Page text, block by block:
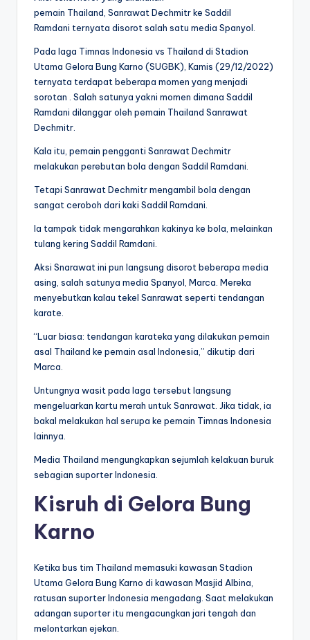
pemain Thailand, Sanrawat Dechmitr ke Saddil
Ramdani ternyata disorot salah satu media Spanyol.
Pada laga Timnas Indonesia vs Thailand di Stadion
Utama Gelora Bung Karno (SUGBK), Kamis (29/12/2022)
ternyata terdapat beberapa momen yang menjadi
sorotan . Salah satunya yakni momen dimana Saddil
Ramdani dilanggar oleh pemain Thailand Sanrawat
Dechmitr.
Kala itu, pemain pengganti Sanrawat Dechmitr
melakukan perebutan bola dengan Saddil Ramdani.
Tetapi Sanrawat Dechmitr mengambil bola dengan
sangat ceroboh dari kaki Saddil Ramdani.
Ia tampak tidak mengarahkan kakinya ke bola, melainkan
tulang kering Saddil Ramdani.
Aksi Snarawat ini pun langsung disorot beberapa media
asing, salah satunya media Spanyol, Marca. Mereka
menyebutkan kalau tekel Sanrawat seperti tendangan
karate.
“Luar biasa: tendangan karateka yang dilakukan pemain
asal Thailand ke pemain asal Indonesia,” dikutip dari
Marca.
Untungnya wasit pada laga tersebut langsung
mengeluarkan kartu merah untuk Sanrawat. Jika tidak, ia
bakal melakukan hal serupa ke pemain Timnas Indonesia
lainnya.
Media Thailand mengungkapkan sejumlah kelakuan buruk
sebagian suporter Indonesia.
Kisruh di Gelora Bung
Karno
Ketika bus tim Thailand memasuki kawasan Stadion
Utama Gelora Bung Karno di kawasan Masjid Albina,
ratusan suporter Indonesia mengadang. Saat melakukan
adangan suporter itu mengacungkan jari tengah dan
melontarkan ejekan.